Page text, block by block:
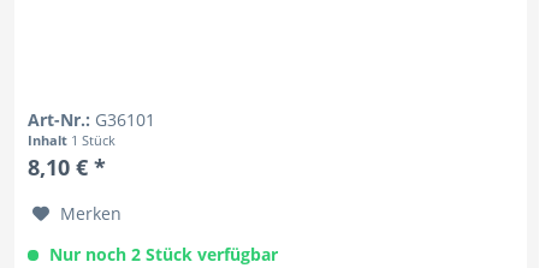
Art-Nr.: G36101
Inhalt 1 Stück
8,10 € *
Merken
Nur noch 2 Stück verfügbar